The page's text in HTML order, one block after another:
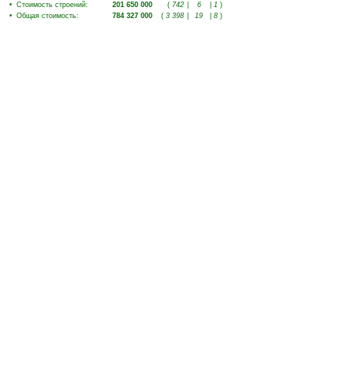
• Стоимость строений: 201 650 000 ( 742 6 1 )
• Общая стоимость: 784 327 000 ( 3 398 19 8 )